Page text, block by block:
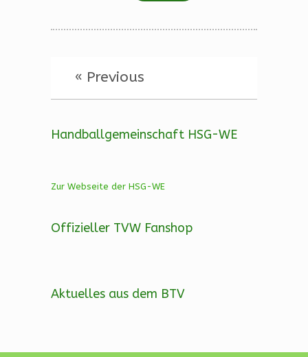
« Previous
Handballgemeinschaft HSG-WE
Zur Webseite der HSG-WE
Offizieller TVW Fanshop
Aktuelles aus dem BTV